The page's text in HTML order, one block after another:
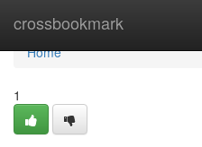
crossbookmark
Home
Home
1